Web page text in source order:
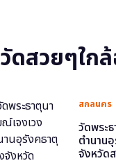
วัดสวยๆใก
สกลนคร
วัดพระ
ตำนาน
จังหวัด